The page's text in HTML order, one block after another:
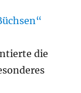
die